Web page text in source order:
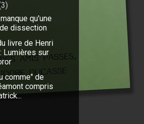
qu'une
dissection
livre de Henri
Lumières sur
comme" de
compris